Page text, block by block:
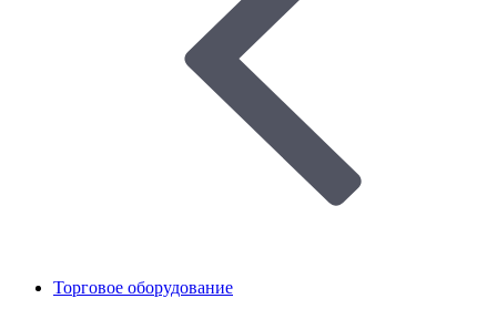
Торговое оборудование